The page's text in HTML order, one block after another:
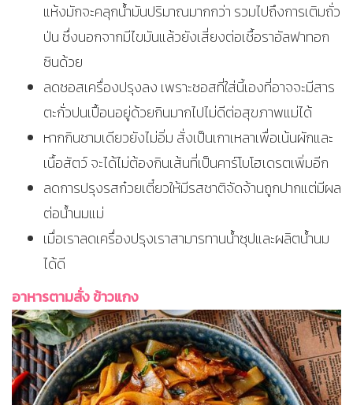
แห้งมักจะคลุกน้ำมันปริมาณมากกว่า รวมไปถึงการเติมถั่ว
ป่น ซึ่งนอกจากมีไขมันแล้วยังเสี่ยงต่อเชื้อราอัลฟาทอก
ซินด้วย
ลดซอสเครื่องปรุงลง เพราะซอสที่ใส่นี้เองที่อาจจะมีสาร
ตะกั่วปนเปื้อนอยู่ด้วยกินมากไปไม่ดีต่อสุขภาพแม่ได้
หากกินชามเดียวยังไม่อิ่ม สั่งเป็นเกาเหลาเพื่อเน้นผักและ
เนื้อสัตว์ จะได้ไม่ต้องกินเส้นที่เป็นคาร์โบโฮเดรตเพิ่มอีก
ลดการปรุงรสก๋วยเตี๋ยวให้มีรสชาติจัดจ้านถูกปากแต่มีผล
ต่อน้ำนมแม่
เมื่อเราลดเครื่องปรุงเราสามารทานน้ำซุปและผลิตน้ำนม
ได้ดี
อาหารตามสั่ง ข้าวแกง